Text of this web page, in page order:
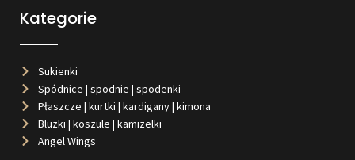
Kategorie
Sukienki
Spódnice | spodnie | spodenki
Płaszcze | kurtki | kardigany | kimona
Bluzki | koszule | kamizelki
Angel Wings